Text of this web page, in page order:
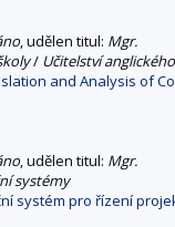
, udělen titul: Mgr.
/ Učitelství
and Analysis of
, udělen titul: Mgr.
systémy
systém pro řízení